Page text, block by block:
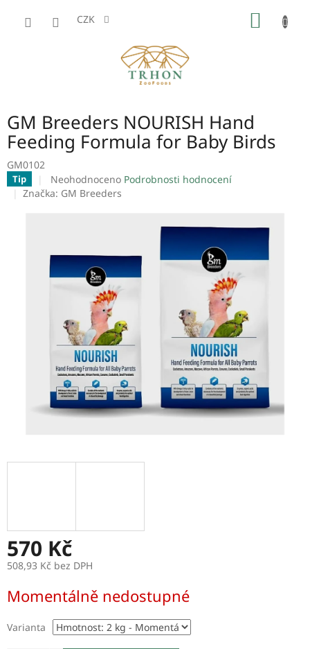
CZK
GM Breeders NOURISH Hand
Feeding Formula for Baby Birds
GM0102
Tip
Průměrné
hodnocení
5
hvězdiček.
Neohodnoceno Podrobnosti hodnocení
Značka: GM Breeders
570 Kč
508,93 Kč bez DPH
cena:
Momentálně nedostupné
Varianta